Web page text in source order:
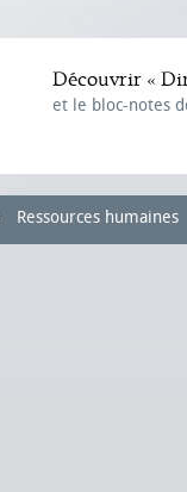
Découvrir «
et le bloc-notes
Ressources humaines